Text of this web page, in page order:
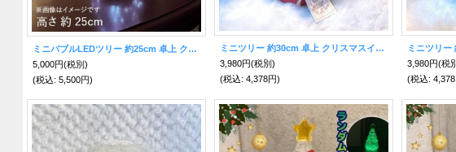
ミニバブルLEDツリー 約25cm 卓上 クリスマスインテリア☆ピンクのラメがきらきら動く！
5,000円(税別)
(税込: 5,500円)
ミニツリー 約30cm 卓上 クリスマスインテリア レッドタータン
3,980円(税別)
(税込: 4,378円)
3,980円(税
(税込: